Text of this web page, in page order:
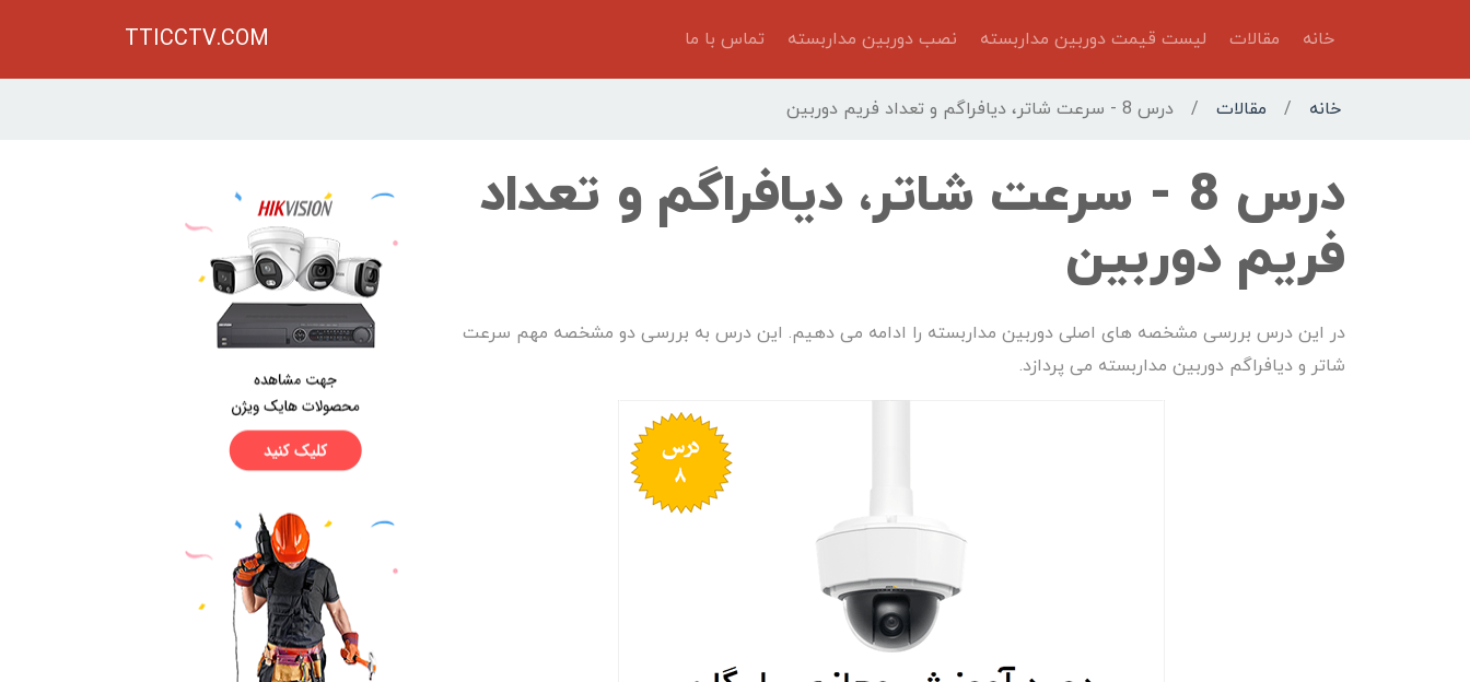
خانه مقالات لیست قیمت دوربین مداربسته نصب دوربین مداربسته تماس با ما TTICCTV.COM
خانه / مقالات / درس 8 - سرعت شاتر، دیافراگم و تعداد فریم دوربین
درس 8 - سرعت شاتر، دیافراگم و تعداد
فریم دوربین
در این درس بررسی مشخصه های اصلی دوربین مداربسته را ادامه می دهیم. این درس به بررسی دو مشخصه مهم سرعت
شاتر و دیافراگم دوربین مداربسته می پردازد.